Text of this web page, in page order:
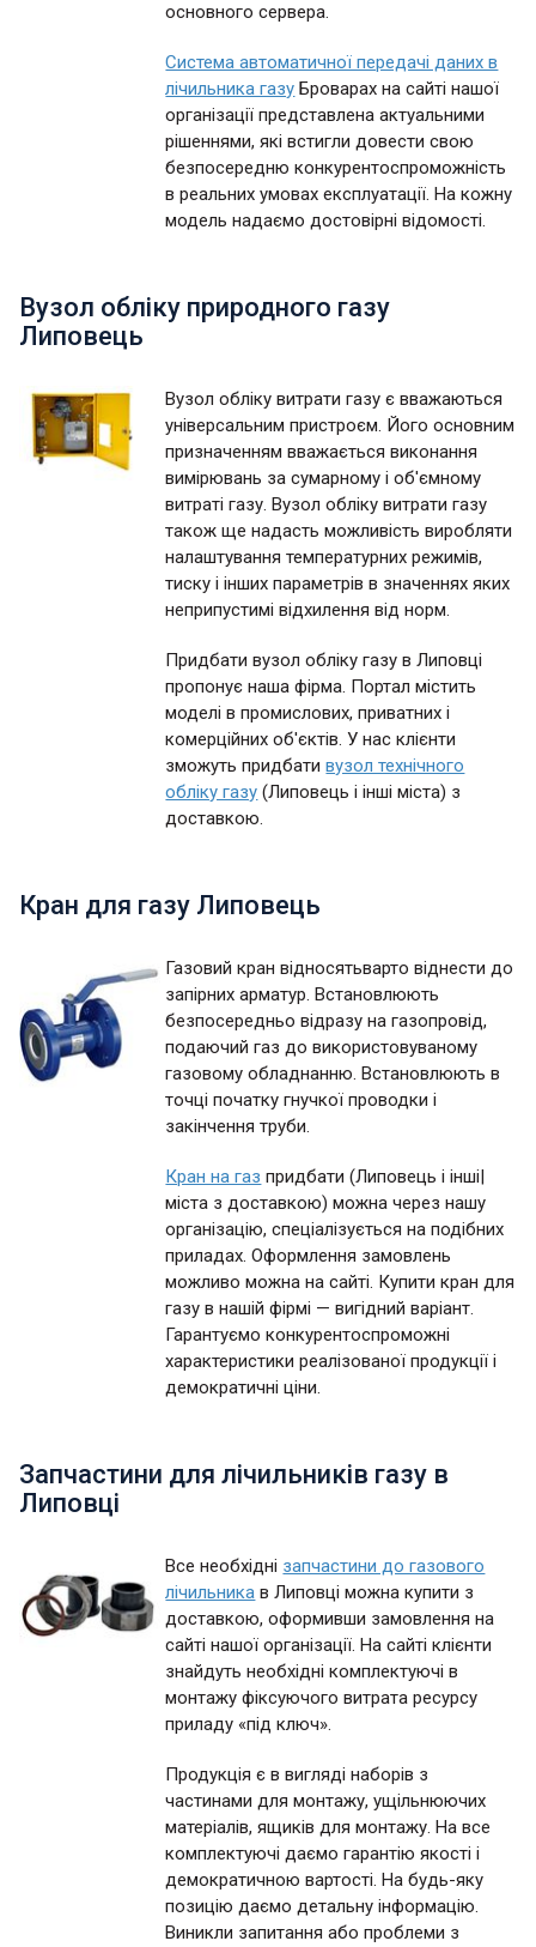
основного сервера.
Система автоматичної передачі даних в
лічильника газу Броварах на сайті нашої
організації представлена актуальними
рішеннями, які встигли довести свою
безпосередню конкурентоспроможність
в реальних умовах експлуатації. На кожну
модель надаємо достовірні відомості.
Вузол обліку природного газу
Липовець
Вузол обліку витрати газу є вважаються
універсальним пристроєм. Його основним
призначенням вважається виконання
вимірювань за сумарному і об'ємному
витраті газу. Вузол обліку витрати газу
також ще надасть можливість виробляти
налаштування температурних режимів,
тиску і інших параметрів в значеннях яких
неприпустимі відхилення від норм.
Придбати вузол обліку газу в Липовці
пропонує наша фірма. Портал містить
моделі в промислових, приватних і
комерційних об'єктів. У нас клієнти
зможуть придбативузол технічного
обліку газу (Липовець і інші міста) з
доставкою.
Кран для газу Липовець
Газовий кран відносятьварто віднести до
запірних арматур. Встановлюють
безпосередньо відразу на газопровід,
подаючий газ до використовуваному
газовому обладнанню. Встановлюють в
точці початку гнучкої проводки і
закінчення труби.
Кран на газ придбати (Липовець і інші|
міста з доставкою) можна через нашу
організацію, спеціалізується на подібних
приладах. Оформлення замовлень
можливо можна на сайті. Купити кран для
газу в нашій фірмі — вигідний варіант.
Гарантуємо конкурентоспроможні
характеристики реалізованої продукції і
демократичні ціни.
Запчастини для лічильників газу в
Липовці
Все необхідні запчастини до газового
лічильника в Липовці можна купити з
доставкою, оформивши замовлення на
сайті нашої організації. На сайті клієнти
знайдуть необхідні комплектуючі в
монтажу фіксуючого витрата ресурсу
приладу «під ключ».
Продукція є в вигляді наборів з
частинами для монтажу, ущільнюючих
матеріалів, ящиків для монтажу. На все
комплектуючі даємо гарантію якості і
демократичною вартості. На будь-яку
позицію даємо детальну інформацію.
Виникли запитання або проблеми з